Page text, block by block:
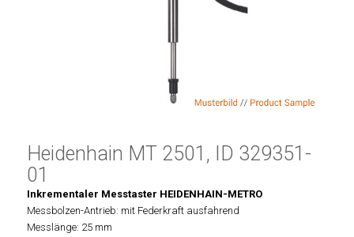
Heidenhain MT 2501, ID 329351-
01
Inkrementaler Messtaster HEIDENHAIN-METRO
Messbolzen-Antrieb: mit Federkraft ausfahrend
Messlänge: 25 mm